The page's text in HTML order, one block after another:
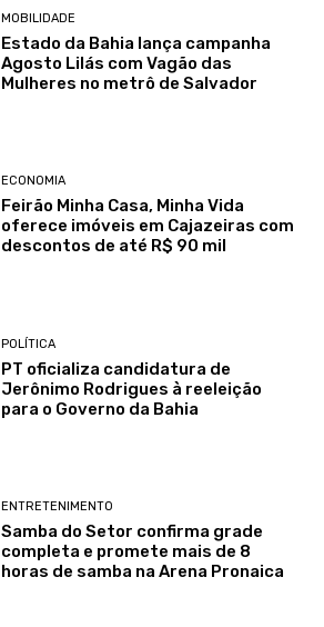
MOBILIDADE
Estado da Bahia lança campanha
Agosto Lilás com Vagão das
Mulheres no metrô de Salvador
ECONOMIA
Feirão Minha Casa, Minha Vida
oferece imóveis em Cajazeiras com
descontos de até R$ 90 mil
POLÍTICA
PT oficializa candidatura de
Jerônimo Rodrigues à reeleição
para o Governo da Bahia
ENTRETENIMENTO
Samba do Setor confirma grade
completa e promete mais de 8
horas de samba na Arena Pronaica